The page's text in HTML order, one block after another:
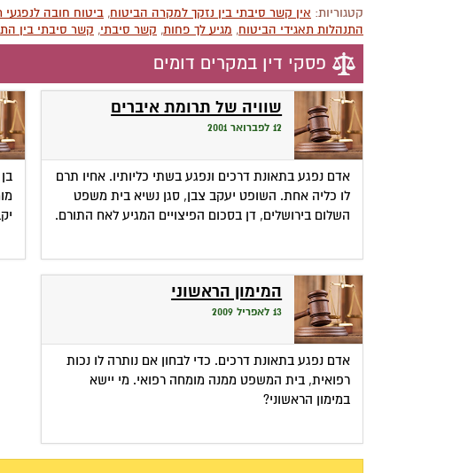
קטגוריות: אין קשר סיבתי בין נזקך למקרה הביטוח, ביטוח חובה לנפגעי
התנהלות תאגידי הביטוח, מגיע לך פחות, קשר סיבתי, קשר סיבתי בין
פסקי דין במקרים דומים
שוויה של תרומת איברים
12 לפברואר 2001
אדם נפגע בתאונת דרכים ונפגע בשתי כליותיו. אחיו תרם
לו כליה אחת. השופט יעקב צבן, סגן נשיא בית משפט
השלום בירושלים, דן בסכום הפיצויים המגיע לאח התורם.
המימון הראשוני
13 לאפריל 2009
אדם נפגע בתאונת דרכים. כדי לבחון אם נותרה לו נכות
רפואית, בית המשפט ממנה מומחה רפואי. מי יישא
במימון הראשוני?